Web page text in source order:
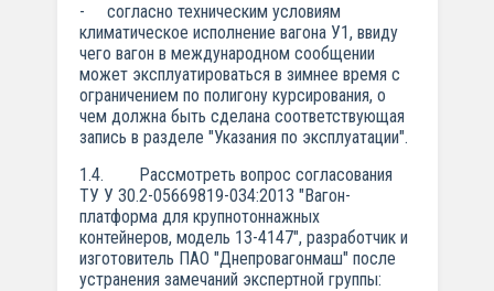
- согласно техническим условиям
климатическое исполнение вагона У1, ввиду
чего вагон в международном сообщении
может эксплуатироваться в зимнее время с
ограничением по полигону курсирования, о
чем должна быть сделана соответствующая
запись в разделе "Указания по эксплуатации".
1.4. Рассмотреть вопрос согласования
ТУ У 30.2-05669819-034:2013 "Вагон-
платформа для крупнотоннажных
контейнеров, модель 13-4147", разработчик и
изготовитель ПАО "Днепровагонмаш" после
устранения замечаний экспертной группы: